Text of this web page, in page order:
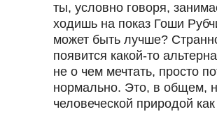
ты, условно говоря,
ходишь на показ Гоши
может быть лучше?
появится какой-то
не о чем мечтать, просто
нормально. Это, в общем,
человеческой природой